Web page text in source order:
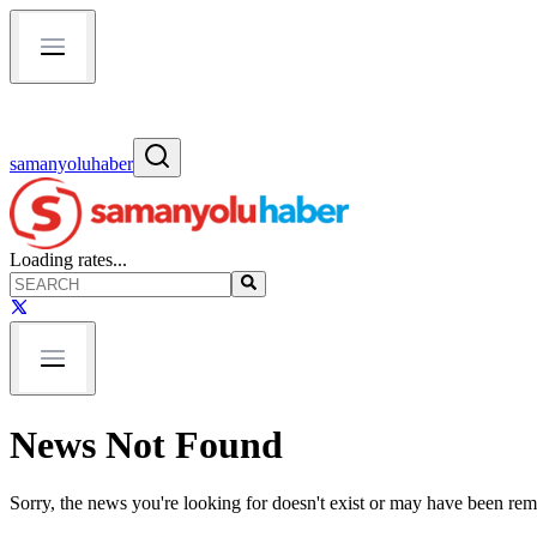
samanyoluhaber
Loading rates...
News Not Found
Sorry, the news you're looking for doesn't exist or may have been